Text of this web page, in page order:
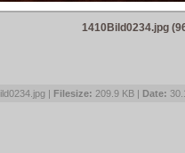
1410Bild0234.jpg
| Filesize: 209.9 KB | Date: